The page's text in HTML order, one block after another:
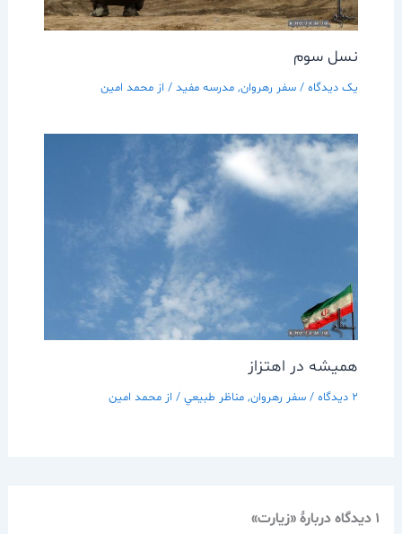
نسل سوم
یک دیدگاه / سفر رهروان, مدرسه مفيد/ از محمد امین
هميشه در اهتزاز
2 دیدگاه / سفر رهروان, مناظر طبيعي/ از محمد امین
1 دیدگاه دربارهٔ «زيارت»